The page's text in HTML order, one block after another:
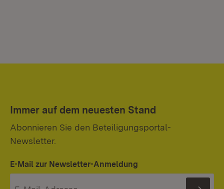
Immer auf dem neuesten Stand
Abonnieren Sie den Beteiligungsportal-
Newsletter.
E-Mail zur Newsletter-Anmeldung